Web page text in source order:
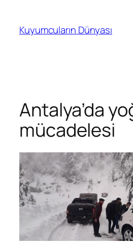
Kuyumcuların Dünyası
Antalya’da
mücadelesi